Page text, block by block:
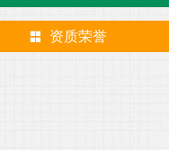
资质荣誉